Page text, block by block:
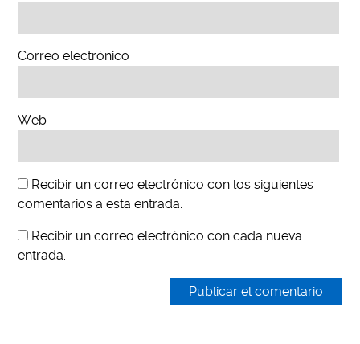
Correo electrónico
Web
Recibir un correo electrónico con los siguientes
comentarios a esta entrada.
Recibir un correo electrónico con cada nueva
entrada.